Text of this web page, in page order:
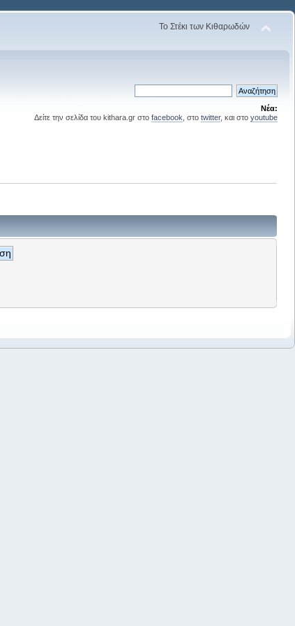
Το Στέκι των Κιθαρωδών
Νέα:
Δείτε την σελίδα του kithara.gr στο facebook , στο twitter, και στο youtube